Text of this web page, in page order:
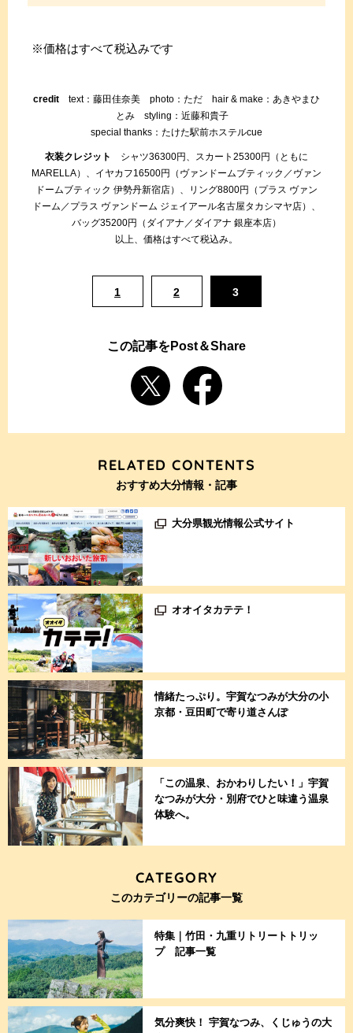
※価格はすべて税込みです
credit text：藤田佳奈美 photo：ただ hair & make：あきやまひ
とみ styling：近藤和貴子
special thanks：たけた駅前ホステルcue
衣装クレジット
シャツ36300円、スカート25300円（ともに
MARELLA）、イヤカフ16500円（ヴァンドームブティック／ヴァン
ドームブティック 伊勢丹新宿店）、リング8800円（プラス ヴァン
ドーム／プラス ヴァンドーム ジェイアール名古屋タカシマヤ店）、
バッグ35200円（ダイアナ／ダイアナ 銀座本店）
以上、価格はすべて税込み。
1 2 3
この記事をPost＆Share
RELATED CONTENTS
おすすめ大分情報・記事
大分県観光情報公式サイト
オオイタカテテ！
情緒たっぷり。宇賀なつみが大分の小
京都・豆田町で寄り道さんぽ
「この温泉、おかわりしたい！」宇賀
なつみが大分・別府でひと味違う温泉
体験へ。
CATEGORY
このカテゴリーの記事一覧
特集｜竹田・九重リトリートトリッ
プ 記事一覧
気分爽快！ 宇賀なつみ、くじゅうの大